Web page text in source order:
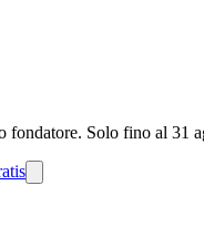
fondatore. Solo fino al 31